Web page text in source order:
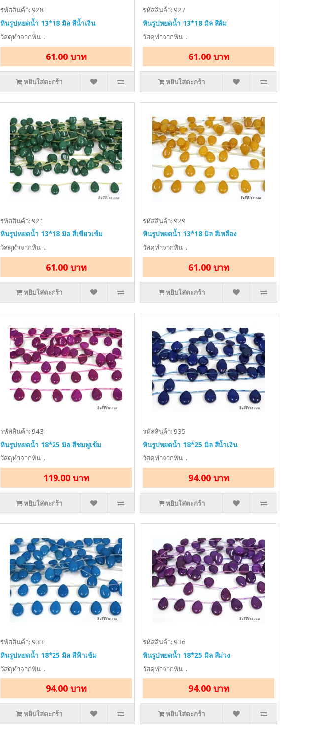
รหัสสินค้า: 928
หินรูปหยดน้ำ 13*18 มิล สีน้ำเงิน
วัสดุทำจากหิน ..
61.00 บาท
หยิบใส่ตะกร้า
รหัสสินค้า: 927
หินรูปหยดน้ำ 13*18 มิล สีส้ม
วัสดุทำจากหิน ..
61.00 บาท
หยิบใส่ตะกร้า
รหัสสินค้า: 921
หินรูปหยดน้ำ 13*18 มิล สีเขียวเข้ม
วัสดุทำจากหิน ..
61.00 บาท
หยิบใส่ตะกร้า
รหัสสินค้า: 929
หินรูปหยดน้ำ 13*18 มิล สีเหลือง
วัสดุทำจากหิน ..
61.00 บาท
หยิบใส่ตะกร้า
รหัสสินค้า: 943
หินรูปหยดน้ำ 18*25 มิล สีชมพูเข้ม
วัสดุทำจากหิน ..
119.00 บาท
หยิบใส่ตะกร้า
รหัสสินค้า: 935
หินรูปหยดน้ำ 18*25 มิล สีน้ำเงิน
วัสดุทำจากหิน ..
94.00 บาท
หยิบใส่ตะกร้า
รหัสสินค้า: 933
หินรูปหยดน้ำ 18*25 มิล สีฟ้าเข้ม
วัสดุทำจากหิน ..
94.00 บาท
หยิบใส่ตะกร้า
รหัสสินค้า: 936
หินรูปหยดน้ำ 18*25 มิล สีม่วง
วัสดุทำจากหิน ..
94.00 บาท
หยิบใส่ตะกร้า